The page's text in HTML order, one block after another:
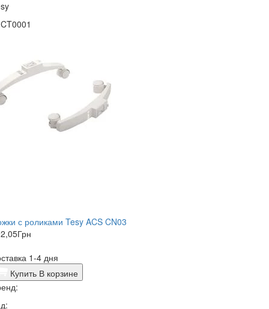
с роликами Tesy ACS CN03
Грн
1-4 дня
Купить В корзине